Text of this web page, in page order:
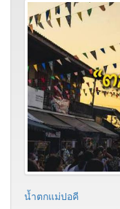
น้ำตกแม่ปอคี